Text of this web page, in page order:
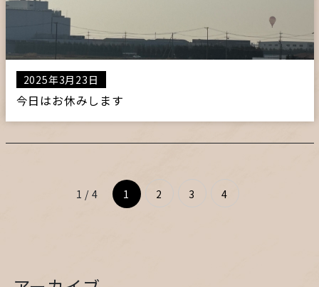
2025年3月23日
今日はお休みします
1 / 4 1 2 3 4